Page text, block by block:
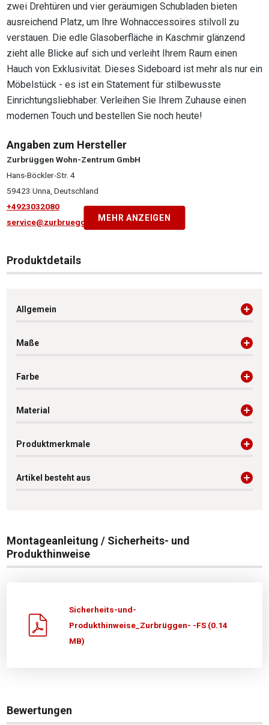
zwei Drehtüren und vier geräumigen Schubladen bieten
ausreichend Platz, um Ihre Wohnaccessoires stilvoll zu
verstauen. Die edle Glasoberfläche in Kaschmir glänzend
zieht alle Blicke auf sich und verleiht Ihrem Raum einen
Hauch von Exklusivität. Dieses Sideboard ist mehr als nur ein
Möbelstück - es ist ein Statement für stilbewusste
Einrichtungsliebhaber. Verleihen Sie Ihrem Zuhause einen
modernen Touch und bestellen Sie noch heute!
Angaben zum Hersteller
Zurbrüggen Wohn-Zentrum GmbH
Hans-Böckler-Str. 4
59423 Unna, Deutschland
+4923032080
service@zurbrueggen.deMEHR ANZEIGEN
Produktdetails
Allgemein
Maße
Farbe
Material
Produktmerkmale
Artikel besteht aus
Montageanleitung / Sicherheits- und
Produkthinweise
Sicherheits-und-
Produkthinweise_Zurbrüggen- -FS (0.14
MB)
Bewertungen